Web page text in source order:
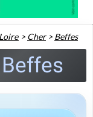
>Cher>Beffes